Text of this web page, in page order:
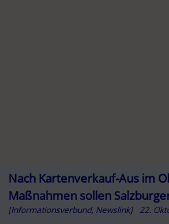
Nach Kartenverkauf-Aus im
Maßnahmen sollen
erleichtern
[Informationsverbund, Newslink] 22.